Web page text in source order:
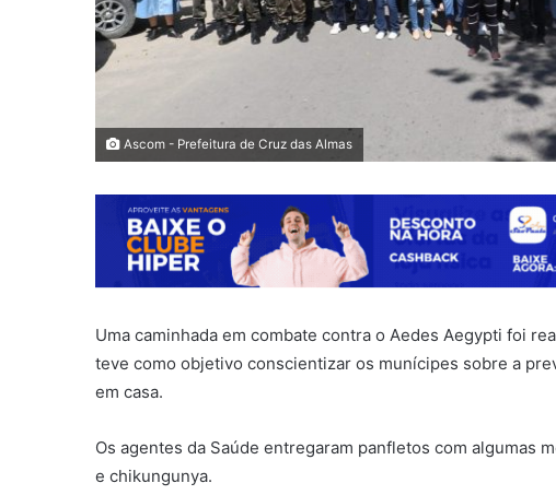
Ascom - Prefeitura de Cruz das Almas
Uma caminhada em combate contra o Aedes Aegypti foi
teve como objetivo conscientizar os munícipes sobre a
em casa.
Os agentes da Saúde entregaram panfletos com algumas
e chikungunya.